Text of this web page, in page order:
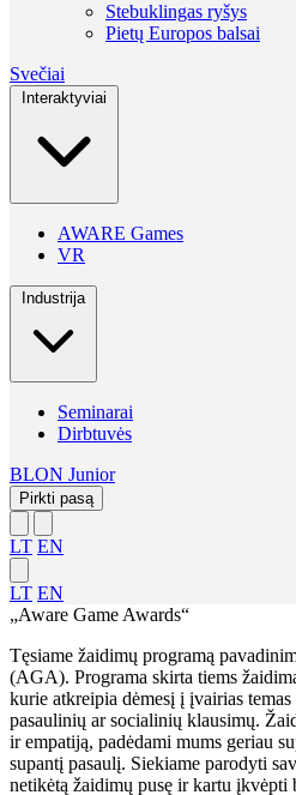
Stebuklingas ryšys
Pietų Europos balsai
Svečiai
Interaktyviai
AWARE Games
VR
Industrija
Seminarai
Dirbtuvės
BLON Junior
Pirkti pasą
LT EN
LT EN
„Aware Game Awards“
Tęsiame žaidimų programą
(AGA). Programa skirta tiems
kurie atkreipia dėmesį į įvairias
pasaulinių ar socialinių klausimų.
ir empatiją, padėdami mums geriau
supantį pasaulį. Siekiame parodyti
netikėtą žaidimų pusę ir kartu įkvėpti